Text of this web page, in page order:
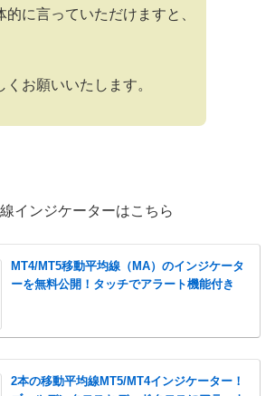
に言っていただけますと、
お願いいたします。
インジケーターはこちら
MT4/MT5移動平均線（MA）のインジケータ
ーを無料公開！タッチでアラート機能付き
2本の移動平均線MT5/MT4インジケーター！